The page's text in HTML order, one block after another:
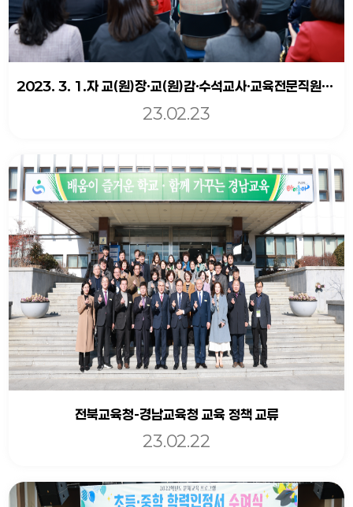
2023. 3. 1.자 교(원)장·교(원)감·수석교사·교육전문직원 임명장 수여식
23.02.23
전북교육청-경남교육청 교육 정책 교류
23.02.22